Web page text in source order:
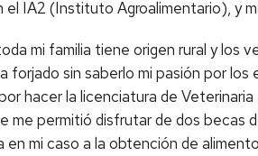
IA2 (Instituto Agroalimentario), y
mi familia tiene origen rural y los
forjado sin saberlo mi pasión por
hacer la licenciatura de
me permitió disfrutar de dos
mi caso a la obtención de